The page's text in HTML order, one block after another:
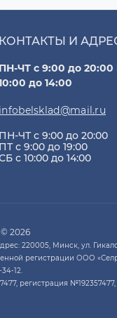
КОНТАКТЫ И
ПН-ЧТ с 9:00 до 20:00
до 14:00
infobelsklad@mail.ru
ПН-ЧТ с 9:00 до 20:00
ПТ с 9:00 до 19:00
с 10:00 до 14:00
2026
220005, Минск, ул.
регистрации ООО
12.
регистрация